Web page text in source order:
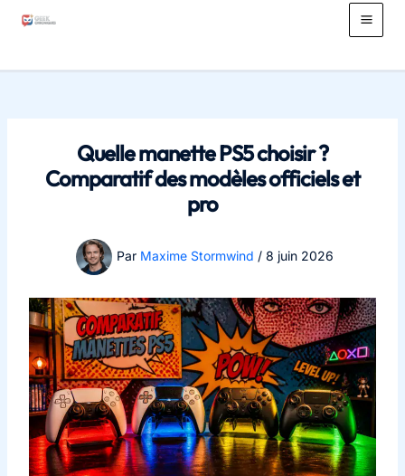
Main
Quelle manette PS5 choisir ?
Comparatif des modèles officiels et
pro
Par Maxime Stormwind / 8 juin 2026